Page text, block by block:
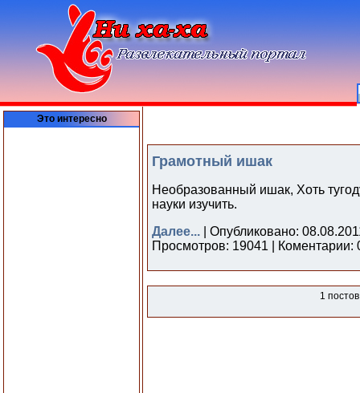
Это интересно
Грамотный ишак
Необразованный ишак, Хоть
науки изучить.
Далее... | Опубликовано:
Просмотров: 19041 | Коментарии:
1